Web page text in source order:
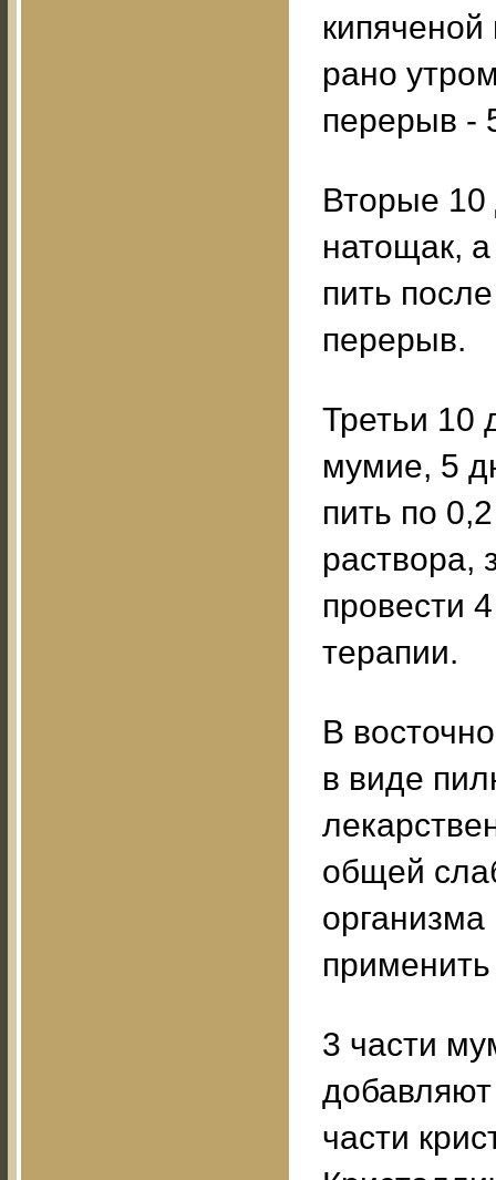
рано
перерыв -
Вторые 10
натощак,
пить
перерыв.
Третьи 10
мумие, 5
пить по
раствора,
провести
терапии.
В
в виде
общей
3 части
части